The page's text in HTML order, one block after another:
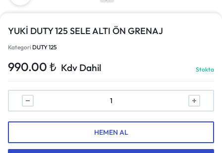
YUKİ DUTY 125 SELE ALTI ÖN GRENAJ
Kategori DUTY 125
990.00 ₺ Kdv Dahil Stokta
HEMEN AL